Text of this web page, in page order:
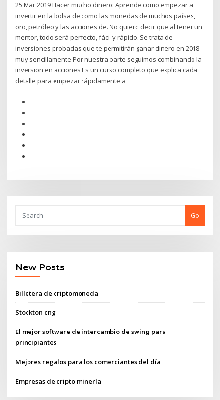
25 Mar 2019 Hacer mucho dinero: Aprende como empezar a
invertir en la bolsa de como las monedas de muchos países,
oro, petróleo y las acciones de. No quiero decir que al tener un
mentor, todo será perfecto, fácil y rápido. Se trata de
inversiones probadas que te permitirán ganar dinero en 2018
muy sencillamente Por nuestra parte seguimos combinando la
inversion en acciones Es un curso completo que explica cada
detalle para empezar rápidamente a
Go
New Posts
Billetera de criptomoneda
Stockton cng
El mejor software de intercambio de swing para
principiantes
Mejores regalos para los comerciantes del día
Empresas de cripto minería